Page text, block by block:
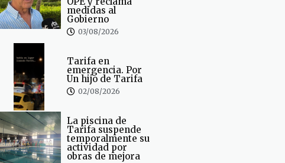
medidas al
Gobierno
03/08/2026
Tarifa en
emergencia. Por
Un hijo de Tarifa
02/08/2026
La piscina de
Tarifa suspende
temporalmente su
actividad por
obras de mejora